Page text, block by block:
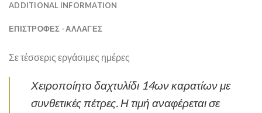
ADDITIONAL INFORMATION
ΕΠΙΣΤΡΟΦΕΣ - ΑΛΛΑΓΕΣ
Σε τέσσερις εργάσιμες ημέρες
Χειροποίητο δαχτυλίδι 14ων καρατίων με
συνθετικές πέτρες. Η τιμή αναφέρεται σε